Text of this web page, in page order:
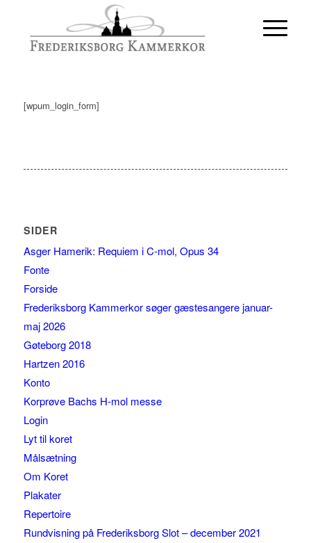
[wpum_login_form]
SIDER
Asger Hamerik: Requiem i C-mol, Opus 34
Fonte
Forside
Frederiksborg Kammerkor søger gæstesangere januar-
maj 2026
Gøteborg 2018
Hartzen 2016
Konto
Korprøve Bachs H-mol messe
Login
Lyt til koret
Målsætning
Om Koret
Plakater
Repertoire
Rundvisning på Frederiksborg Slot – december 2021